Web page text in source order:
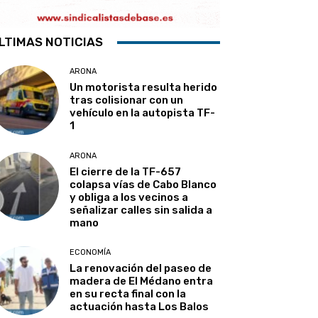
NOTICIAS
ARONA
Un motorista resulta herido
tras colisionar con un
vehículo en la autopista TF-
1
ARONA
El cierre de la TF-657
colapsa vías de Cabo Blanco
y obliga a los vecinos a
señalizar calles sin salida a
mano
ECONOMÍA
La renovación del paseo de
madera de El Médano entra
en su recta final con la
actuación hasta Los Balos